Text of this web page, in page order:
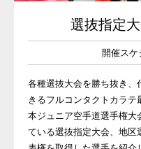
選抜指定
開催スケ
各種選抜大会を勝ち抜き
きるフルコンタクトカラ
本ジュニア空手道選手権大
ている選抜指定大会、地